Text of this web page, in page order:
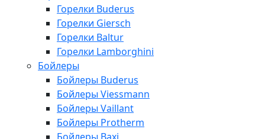
Горелки Buderus
Горелки Giersch
Горелки Baltur
Горелки Lamborghini
Бойлеры
Бойлеры Buderus
Бойлеры Viessmann
Бойлеры Vaillant
Бойлеры Protherm